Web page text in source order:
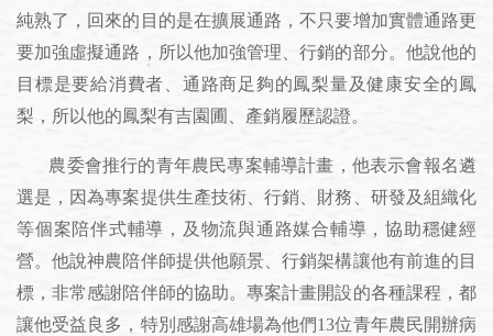
純熟了，回來的目的是在擴展通路，不只要增加實體通路更
要加強虛擬通路，所以他加強管理、行銷的部分。他說他的
目標是要給消費者、通路商足夠的鳳梨量及健康安全的鳳
梨，所以他的鳳梨有吉園圃、產銷履歷認證。
農委會推行的青年農民專案輔導計畫，他表示會報名遴
選是，因為專案提供生產技術、行銷、財務、研發及組織化
等個案陪伴式輔導，及物流與通路媒合輔導，協助穩健經
營。他說神農陪伴師提供他願景、行銷架構讓他有前進的目
標，非常感謝陪伴師的協助。專案計畫開設的各種課程，都
讓他受益良多，特別感謝高雄場為他們13位青年農民開辦病